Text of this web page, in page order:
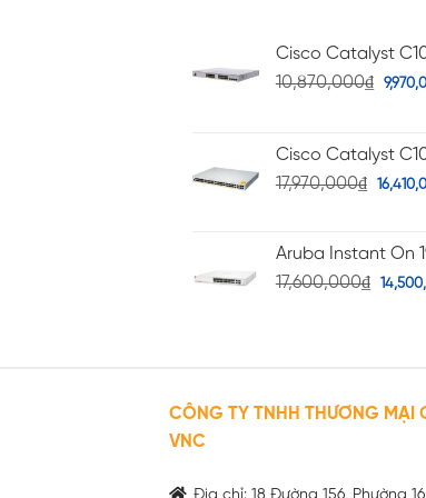
Cisco Catalyst
10,870,000₫
Cisco Catalyst
17,970,000₫
Aruba Instant On
17,600,000₫
CÔNG TY TNHH THƯƠNG MẠI
VNC